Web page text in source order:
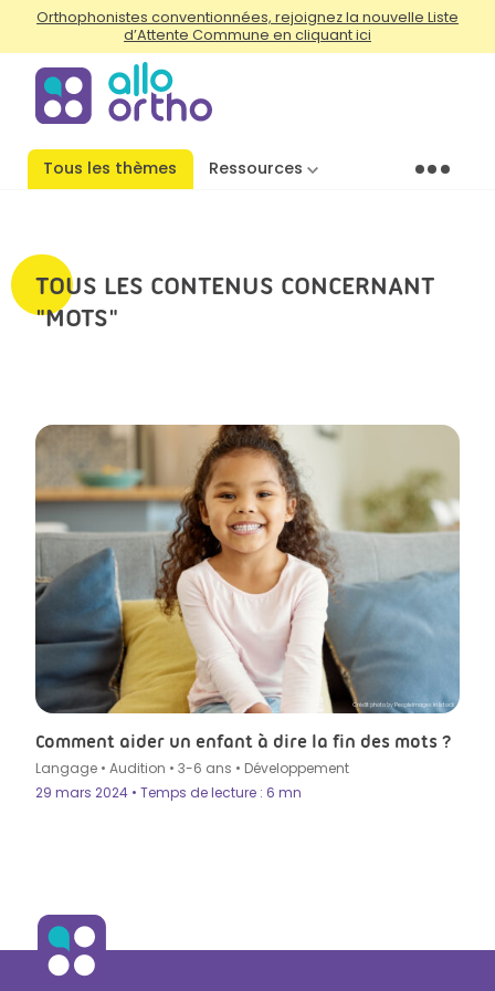
Orthophonistes conventionnées, rejoignez la nouvelle Liste
d’Attente Commune en cliquant ici
Tous les thèmes Ressources Menu
TOUS LES CONTENUS CONCERNANT
"MOTS"
Crédit photo by PeopleImages in Istock
Comment aider un enfant à dire la fin des mots ?
Langage • Audition • 3-6 ans • Développement
29 mars 2024 • Temps de lecture : 6 mn